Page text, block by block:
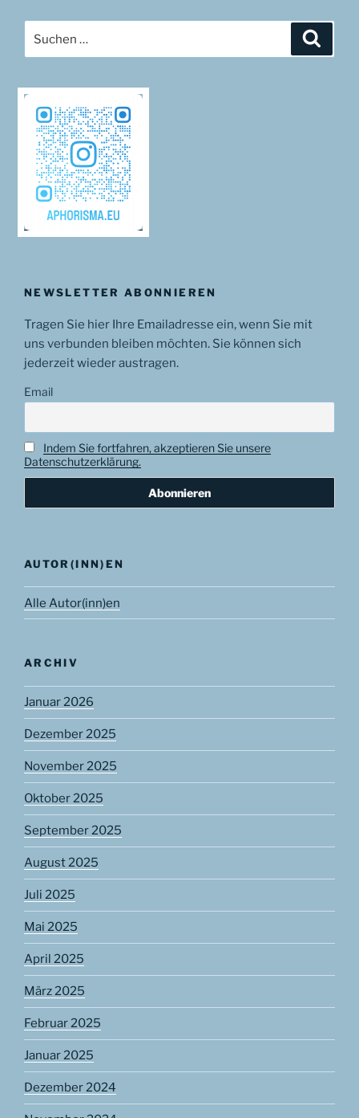
nach:
NEWSLETTER ABONNIEREN
Tragen Sie hier Ihre Emailadresse ein, wenn Sie mit
uns verbunden bleiben möchten. Sie können sich
jederzeit wieder austragen.
Email
Indem Sie fortfahren, akzeptieren Sie unsere
Datenschutzerklärung.
AUTOR(INN)EN
Alle Autor(inn)en
ARCHIV
Januar 2026
Dezember 2025
November 2025
Oktober 2025
September 2025
August 2025
Juli 2025
Mai 2025
April 2025
März 2025
Februar 2025
Januar 2025
Dezember 2024